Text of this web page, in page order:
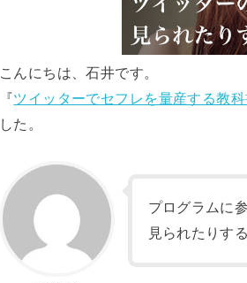
こんにちは、石井です。
『ツイッターでセフレを量産する教
した。
プログラムに
見られたりす